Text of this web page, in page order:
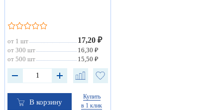
от 1 шт 17,20 ₽
от 300 шт
16,30 ₽
от 500 шт
15,50 ₽
В корзину
Купить
в 1 клик